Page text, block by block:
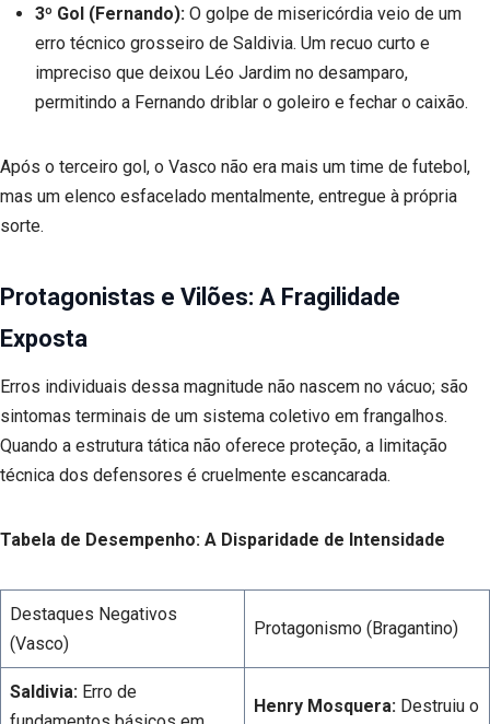
3º Gol (Fernando): O golpe de misericórdia veio de um
erro técnico grosseiro de Saldivia. Um recuo curto e
impreciso que deixou Léo Jardim no desamparo,
permitindo a Fernando driblar o goleiro e fechar o caixão.
Após o terceiro gol, o Vasco não era mais um time de futebol,
mas um elenco esfacelado mentalmente, entregue à própria
sorte.
Protagonistas e Vilões: A Fragilidade
Exposta
Erros individuais dessa magnitude não nascem no vácuo; são
sintomas terminais de um sistema coletivo em frangalhos.
Quando a estrutura tática não oferece proteção, a limitação
técnica dos defensores é cruelmente escancarada.
Tabela de Desempenho: A Disparidade de Intensidade
Destaques Negativos
(Vasco)
Protagonismo (Bragantino)
Saldivia: Erro de
Henry Mosquera: Destruiu o